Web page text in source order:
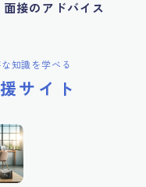
面接のアドバイス
知識を学べる
サイト